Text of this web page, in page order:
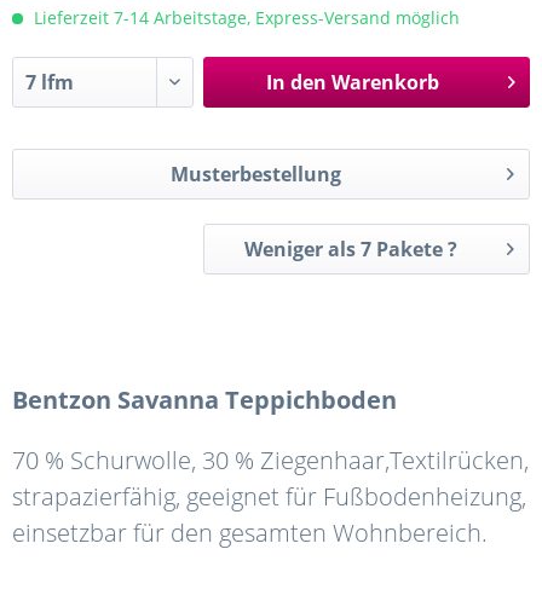
Lieferzeit 7-14 Arbeitstage, Express-Versand möglich
In den Warenkorb
Musterbestellung
Weniger als 7 Pakete ?
Bentzon Savanna Teppichboden
70 % Schurwolle, 30 % Ziegenhaar,Textilrücken,
strapazierfähig, geeignet für Fußbodenheizung,
einsetzbar für den gesamten Wohnbereich.